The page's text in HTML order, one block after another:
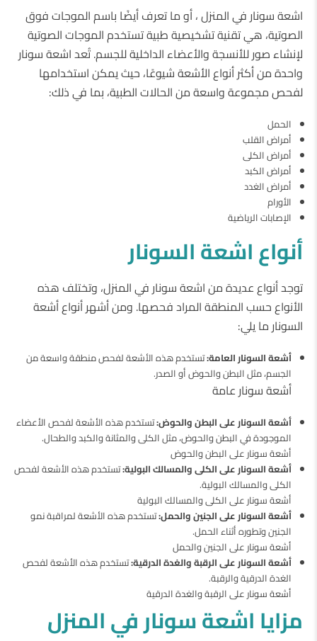
اشعة سونار في المنزل ، أو ما تعرف أيضًا باسم الموجات فوق
الصوتية، هي تقنية تشخيصية طبية تستخدم الموجات الصوتية
لإنشاء صور للأنسجة والأعضاء الداخلية للجسم. تُعد اشعة سونار
واحدة من أكثر أنواع الأشعة شيوعًا، حيث يمكن استخدامها
لفحص مجموعة واسعة من الحالات الطبية، بما في ذلك:
الحمل
أمراض القلب
أمراض الكلى
أمراض الكبد
أمراض الغدد
الأورام
الإصابات الرياضية
أنواع اشعة السونار
توجد أنواع عديدة من اشعة سونار في المنزل، وتختلف هذه
الأنواع حسب المنطقة المراد فحصها. ومن أشهر أنواع أشعة
السونار ما يلي:
أشعة السونار العامة:تستخدم هذه الأشعة لفحص منطقة واسعة من
الجسم، مثل البطن والحوض أو الصدر.
أشعة سونار عامة
أشعة السونار على البطن والحوض:تستخدم هذه الأشعة لفحص الأعضاء
الموجودة في البطن والحوض، مثل الكلى والمثانة والكبد والطحال.
أشعة سونار على البطن والحوض
أشعة السونار على الكلى والمسالك البولية:تستخدم هذه الأشعة لفحص
الكلى والمسالك البولية.
أشعة سونار على الكلى والمسالك البولية
أشعة السونار على الجنين والحمل:تستخدم هذه الأشعة لمراقبة نمو
الجنين وتطوره أثناء الحمل.
أشعة سونار على الجنين والحمل
أشعة السونار على الرقبة والغدة الدرقية:تستخدم هذه الأشعة لفحص
الغدة الدرقية والرقبة.
أشعة سونار على الرقبة والغدة الدرقية
مزايا اشعة سونار في المنزل